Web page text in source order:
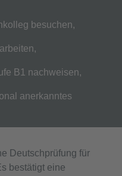
besuchen,
B1 nachweisen,
anerkanntes
Deutschprüfung für
bestätigt eine